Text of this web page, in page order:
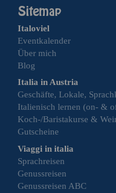
Italoviel
Eventkalender
Über mich
Blog
Italia in Austria
Geschäfte, Lokale,
Italienisch lernen (on- &
Koch-/Baristakurse &
Gutscheine
Viaggi in italia
Sprachreisen
Genussreisen
Genussreisen ABC